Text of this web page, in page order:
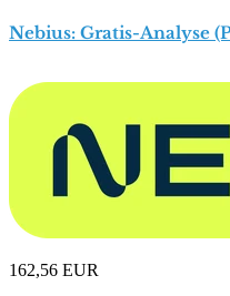
Nebius: Gratis-Analyse
162,56 EUR